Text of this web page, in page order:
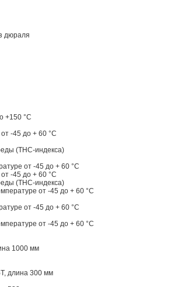
дюраля
+150 °C
-45 до + 60 °C
(ТНС-индекса)
от -45 до + 60 °C
-45 до + 60 °C
(ТНС-индекса)
от -45 до + 60 °C
от -45 до + 60 °C
от -45 до + 60 °C
1000 мм
длина 300 мм